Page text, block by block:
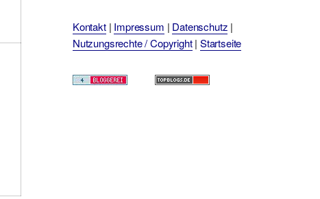
Kontakt| Impressum | Datenschutz |
Nutzungsrechte / Copyright| Startseite